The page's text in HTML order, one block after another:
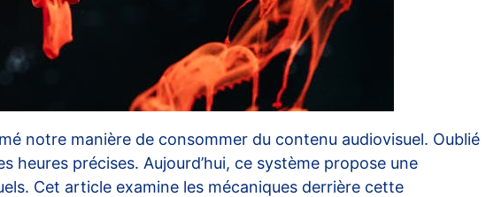
notre manière de consommer du contenu audiovisuel. Oublié
précises. Aujourd’hui, ce système propose une
Cet article examine les mécaniques derrière cette